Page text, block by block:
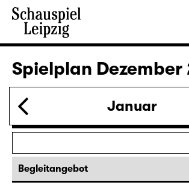
28.11.
Wiederaufnahme
Die Jungfrau von Orleans
von Friedrich Schiller
Regie: Nuran David Calis
18:45 + 19:00
Einführung im Rangfoyer
30.11.